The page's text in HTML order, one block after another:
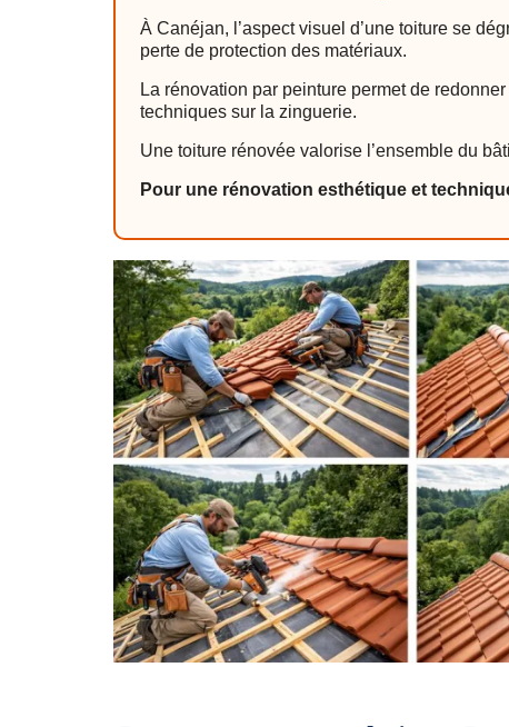
À Canéjan, l’aspect visuel d’une toiture se
perte de protection des matériaux.
La rénovation par peinture permet de
techniques sur la zinguerie.
Une toiture rénovée valorise l’ensemble du
Pour une rénovation esthétique et